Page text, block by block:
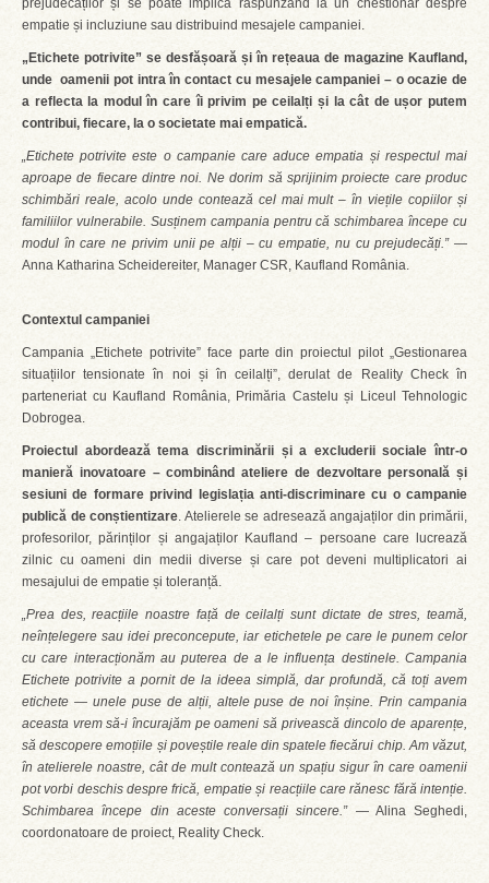
prejudecăților și se poate implica răspunzând la un chestionar despre
empatie și incluziune sau distribuind mesajele campaniei.
„Etichete potrivite” se desfășoară și în rețeaua de magazine Kaufland,
unde oamenii pot intra în contact cu mesajele campaniei – o ocazie de
a reflecta la modul în care îi privim pe ceilalți și la cât de ușor putem
contribui, fiecare, la o societate mai empatică.
„Etichete potrivite este o campanie care aduce empatia și respectul mai
aproape de fiecare dintre noi. Ne dorim să sprijinim proiecte care produc
schimbări reale, acolo unde contează cel mai mult – în viețile copiilor și
familiilor vulnerabile. Susținem campania pentru că schimbarea începe cu
modul în care ne privim unii pe alții – cu empatie, nu cu prejudecăți.” —
Anna Katharina Scheidereiter, Manager CSR, Kaufland România.
Contextul campaniei
Campania „Etichete potrivite” face parte din proiectul pilot „Gestionarea
situațiilor tensionate în noi și în ceilalți”, derulat de Reality Check în
parteneriat cu Kaufland România, Primăria Castelu și Liceul Tehnologic
Dobrogea.
Proiectul abordează tema discriminării și a excluderii sociale într-o
manieră inovatoare – combinând ateliere de dezvoltare personală și
sesiuni de formare privind legislația anti-discriminare cu o campanie
publică de conștientizare. Atelierele se adresează angajaților din primării,
profesorilor, părinților și angajaților Kaufland – persoane care lucrează
zilnic cu oameni din medii diverse și care pot deveni multiplicatori ai
mesajului de empatie și toleranță.
„Prea des, reacțiile noastre față de ceilalți sunt dictate de stres, teamă,
neînțelegere sau idei preconcepute, iar etichetele pe care le punem celor
cu care interacționăm au puterea de a le influența destinele. Campania
Etichete potrivite a pornit de la ideea simplă, dar profundă, că toți avem
etichete — unele puse de alții, altele puse de noi înșine. Prin campania
aceasta vrem să-i încurajăm pe oameni să privească dincolo de aparențe,
să descopere emoțiile și poveștile reale din spatele fiecărui chip. Am văzut,
în atelierele noastre, cât de mult contează un spațiu sigur în care oamenii
pot vorbi deschis despre frică, empatie și reacțiile care rănesc fără intenție.
Schimbarea începe din aceste conversații sincere.”— Alina Seghedi,
coordonatoare de proiect, Reality Check.